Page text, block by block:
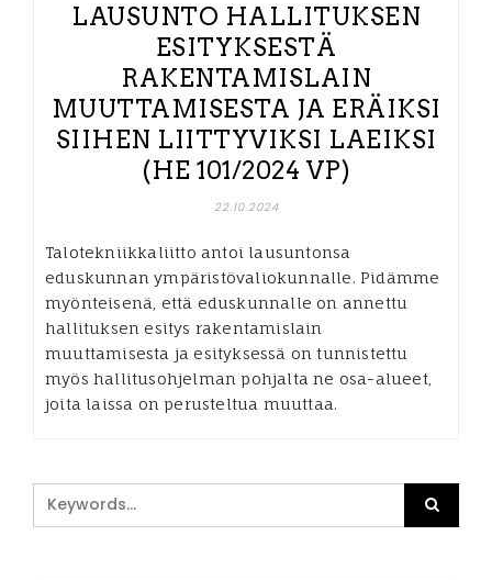
LAUSUNTO HALLITUKSEN
ESITYKSESTÄ
RAKENTAMISLAIN
MUUTTAMISESTA JA ERÄIKSI
SIIHEN LIITTYVIKSI LAEIKSI
(HE 101/2024 VP)
22.10.2024
Talotekniikkaliitto antoi lausuntonsa
eduskunnan ympäristövaliokunnalle. Pidämme
myönteisenä, että eduskunnalle on annettu
hallituksen esitys rakentamislain
muuttamisesta ja esityksessä on tunnistettu
myös hallitusohjelman pohjalta ne osa-alueet,
joita laissa on perusteltua muuttaa.